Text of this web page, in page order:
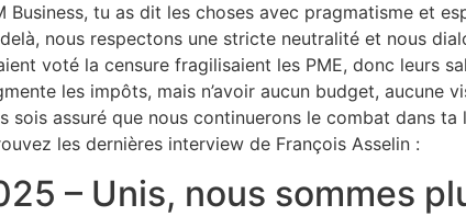
Business, tu as dit les choses avec pragmatisme et
nous respectons une stricte neutralité et nous
voté la censure fragilisaient les PME, donc leurs
les impôts, mais n’avoir aucun budget, aucune
sois assuré que nous continuerons le combat dans
les dernières interview de François Asselin :
– Unis, nous sommes